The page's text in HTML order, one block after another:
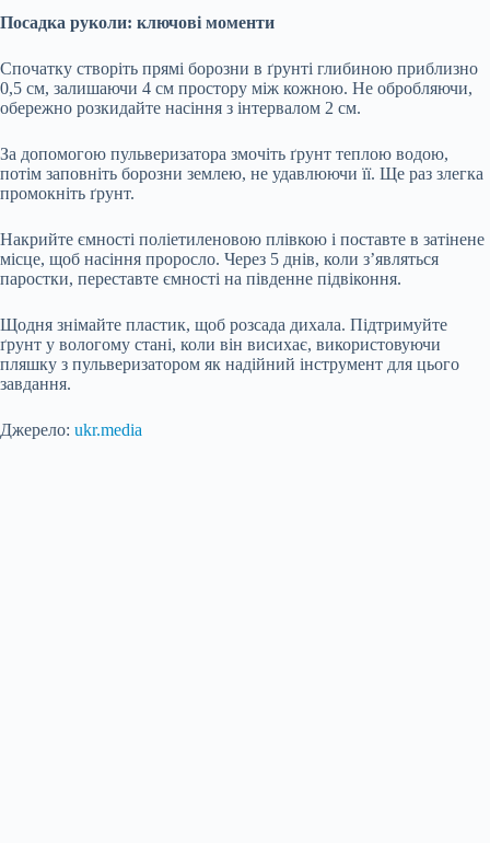
Посадка руколи: ключові моменти
Спочатку створіть прямі борозни в ґрунті глибиною приблизно
0,5 см, залишаючи 4 см простору між кожною. Не обробляючи,
обережно розкидайте насіння з інтервалом 2 см.
За допомогою пульверизатора змочіть ґрунт теплою водою,
потім заповніть борозни землею, не удавлюючи її. Ще раз злегка
промокніть ґрунт.
Накрийте ємності поліетиленовою плівкою і поставте в затінене
місце, щоб насіння проросло. Через 5 днів, коли з’являться
паростки, переставте ємності на південне підвіконня.
Щодня знімайте пластик, щоб розсада дихала. Підтримуйте
ґрунт у вологому стані, коли він висихає, використовуючи
пляшку з пульверизатором як надійний інструмент для цього
завдання.
Джерело: ukr.media